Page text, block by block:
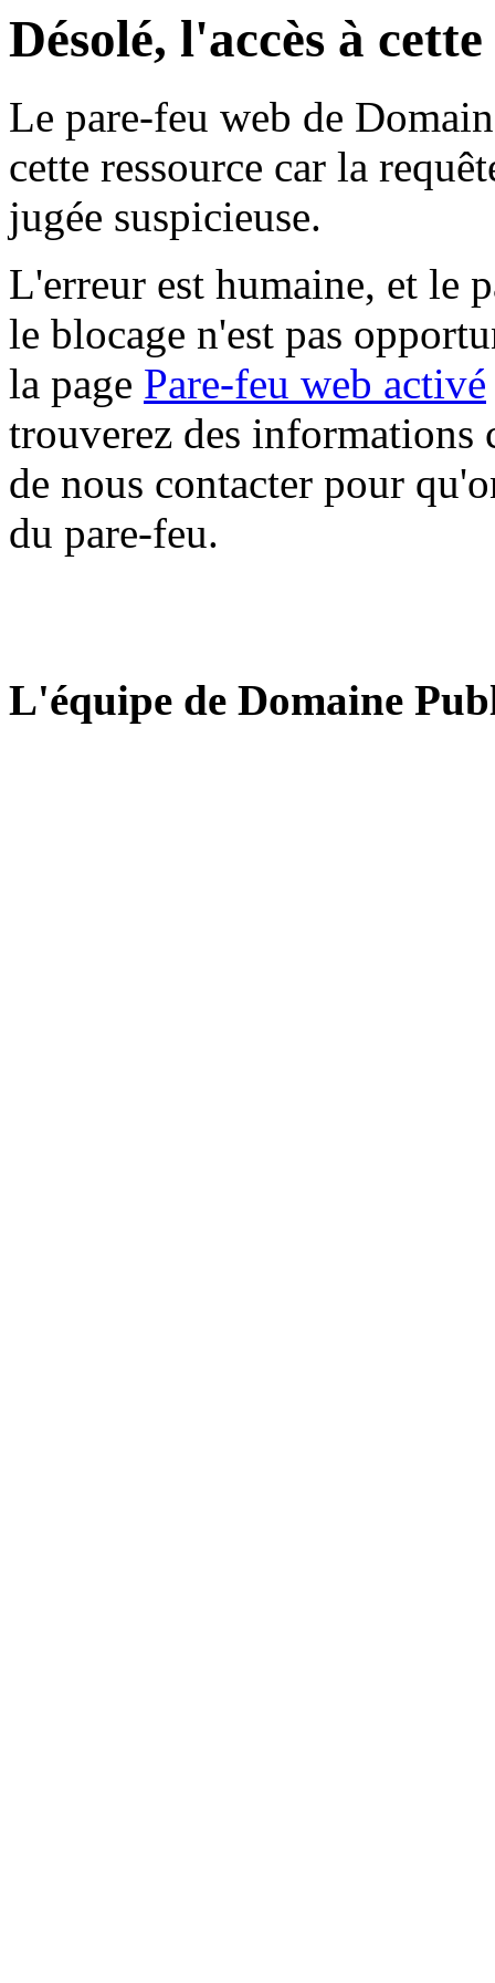
Désolé, l'accès à
Le pare-feu web de
cette ressource car la
jugée suspicieuse.
L'erreur est humaine, et le
le blocage n'est pas
la page Pare-feu web activé
trouverez des informations
de nous contacter pour
du pare-feu.
L'équipe de Domaine